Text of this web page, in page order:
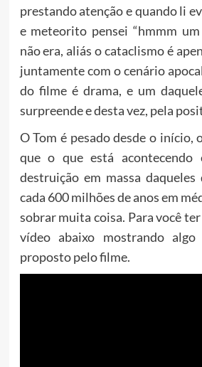
prestando atenção e quando li
e meteorito pensei “hmmm
não era, aliás o cataclismo é
juntamente com o cenário
do filme é drama, e um
surpreende e desta vez, pela
O Tom é pesado desde o início,
que o que está
destruição em massa daqueles
cada 600 milhões de anos em
sobrar muita coisa. Para você
vídeo abaixo mostrando
proposto pelo filme.